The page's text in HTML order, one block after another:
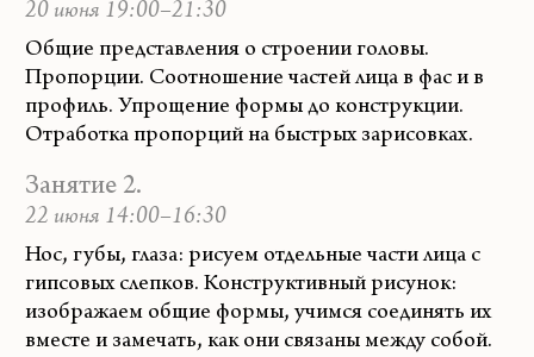
20 июня 19:00–21:30
Общие представления о строении головы.
Пропорции. Соотношение частей лица в фас и в
профиль. Упрощение формы до конструкции.
Отработка пропорций на быстрых зарисовках.
Занятие 2.
22 июня 14:00–16:30
Нос, губы, глаза: рисуем отдельные части лица с
гипсовых слепков. Конструктивный рисунок:
изображаем общие формы, учимся соединять их
вместе и замечать, как они связаны между собой.